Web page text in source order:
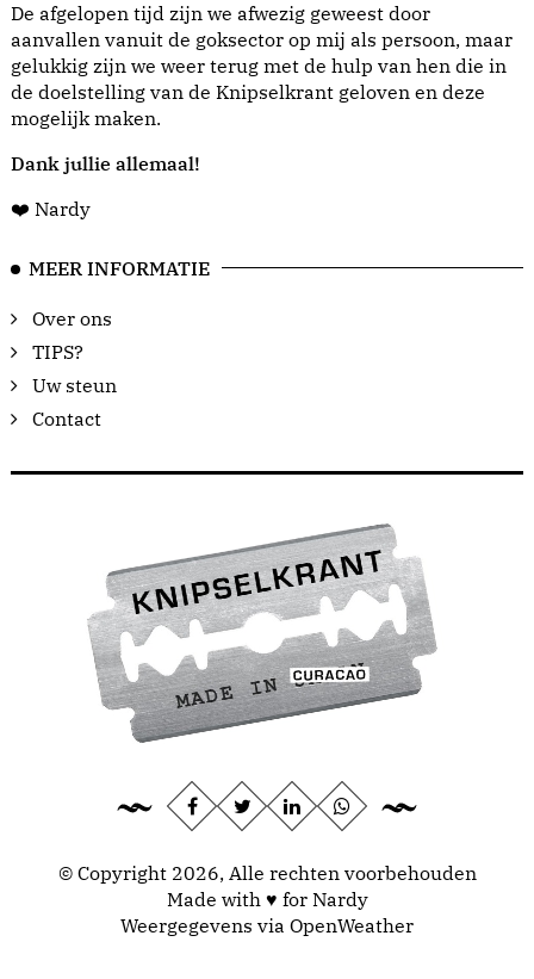
De afgelopen tijd zijn we afwezig geweest door
aanvallen vanuit de goksector op mij als persoon, maar
gelukkig zijn we weer terug met de hulp van hen die in
de doelstelling van de Knipselkrant geloven en deze
mogelijk maken.
Dank jullie allemaal!
❤️ Nardy
MEER INFORMATIE
Over ons
TIPS?
Uw steun
Contact
© Copyright 2026, Alle rechten voorbehouden
Made with ♥ for Nardy
Weergegevens via OpenWeather